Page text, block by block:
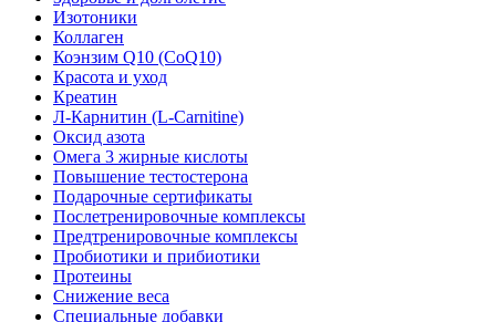
Изотоники
Коллаген
Коэнзим Q10 (CoQ10)
Красота и уход
Креатин
Л-Карнитин (L-Сarnitine)
Оксид азота
Омега 3 жирные кислоты
Повышение тестостерона
Подарочные сертификаты
Послетренировочные комплексы
Предтренировочные комплексы
Пробиотики и прибиотики
Протеины
Снижение веса
Специальные добавки